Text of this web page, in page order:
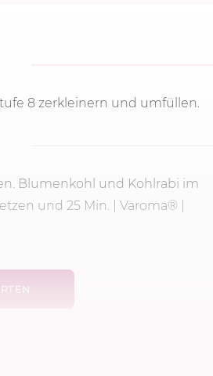
8 zerkleinern und umfüllen.
Blumenkohl und Kohlrabi im
und 25 Min.
| Varoma® |